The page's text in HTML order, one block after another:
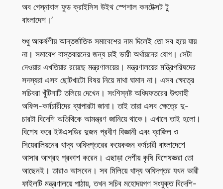
অব গেস্নাবাল ফুড ক্রাইসিস উইথ স্পেশাল কনটেক্সট টু
বাংলাদেশ।’
শুধু আকর্ষণীয় আন্তর্জাতিক সমাবেশের নাম দিলেই তো সব হয়ে যায়
না। সমাবেশ বাস্তবায়নের জন্য চাই ভারী অর্থায়নের যোগ। সেটা
দেওয়ার এখতিয়ার রয়েছে মন্ত্রণালয়ের। মন্ত্রণালয়ের মন্ত্রিপরিষদের
সদস্যরা এসব ছোটখাটো বিষয় নিয়ে মাথা ঘামান না। এসব ক্ষেত্রে
সচিবরা খুঁটিনাটি তলিয়ে দেখেন। সংশিস্নষ্ট অধিদফতরের উৎসাহী
অফিস-কর্মচারীদের ব্যাপারটা জানা। তাই তারা এসব ক্ষেত্রে দু-
চারটা বিদেশি অতিথিকে আমন্ত্রণ জানিয়ে থাকে। এখানে তাই হলো।
বিশেষ করে ইউএসডির দুজন প্রবীণ বিজ্ঞানী এবং ব্রাজিল ও
সিয়েরালিয়নের খাদ্য অধিদপ্তরের কয়েকজন কর্মচারী বাংলাদেশে
আসার আগ্রহ প্রকাশ করেন। এছাড়া দেশীয় কৃষি বিশেষজ্ঞরা তো
আছেনই। তারাও আসবেন। সব মিলিয়ে খাদ্য অধিদপ্তর যখন ভারী
ফাইলটি মন্ত্রণালয়ে পাঠায়, তখন সচিব মহোদয়গণ সংযুক্ত বিদেশি-